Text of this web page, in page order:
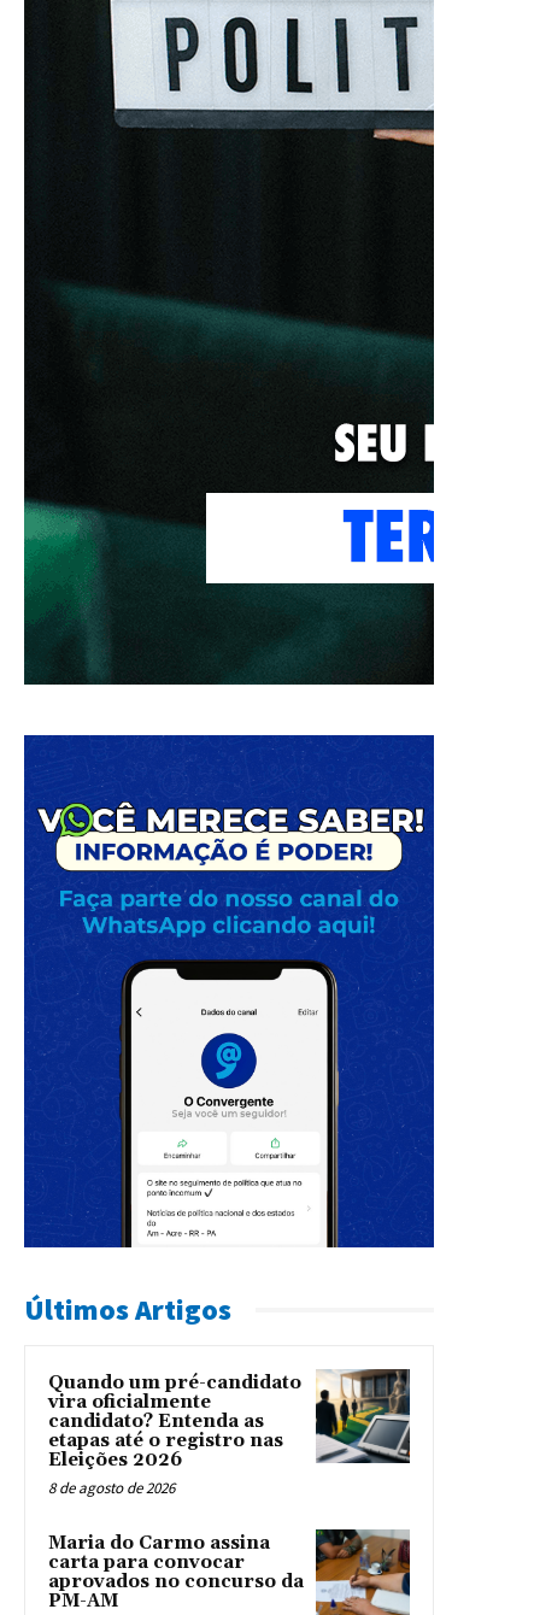
Últimos Artigos
Quando um pré-candidato
vira oficialmente
candidato? Entenda as
etapas até o registro nas
Eleições 2026
8 de agosto de 2026
Maria do Carmo assina
carta para convocar
aprovados no concurso da
PM-AM